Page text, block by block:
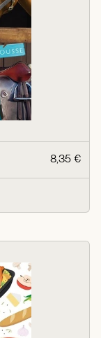
8,35 €